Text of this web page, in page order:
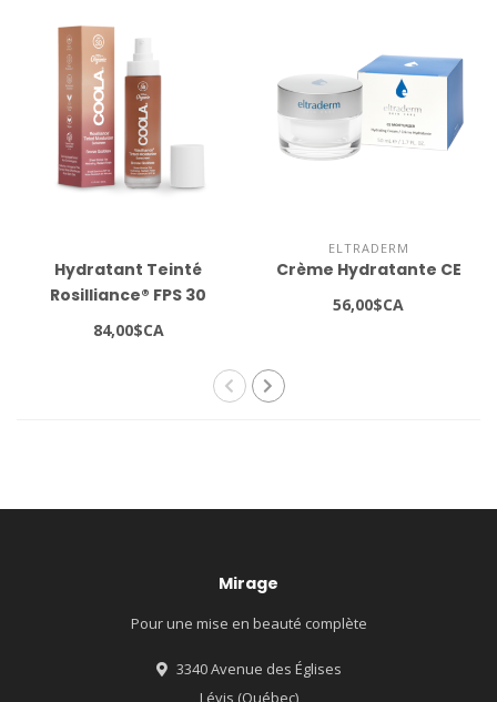
Hydratant Teinté
Rosilliance® FPS 30
Déesse De Bronze 1.5 fl
oz / 44 ml
84,00$CA
ELTRADERM
Crème Hydratante CE
56,00$CA
Mirage
Pour une mise en beauté complète
3340 Avenue des Églises
Lévis (Québec)